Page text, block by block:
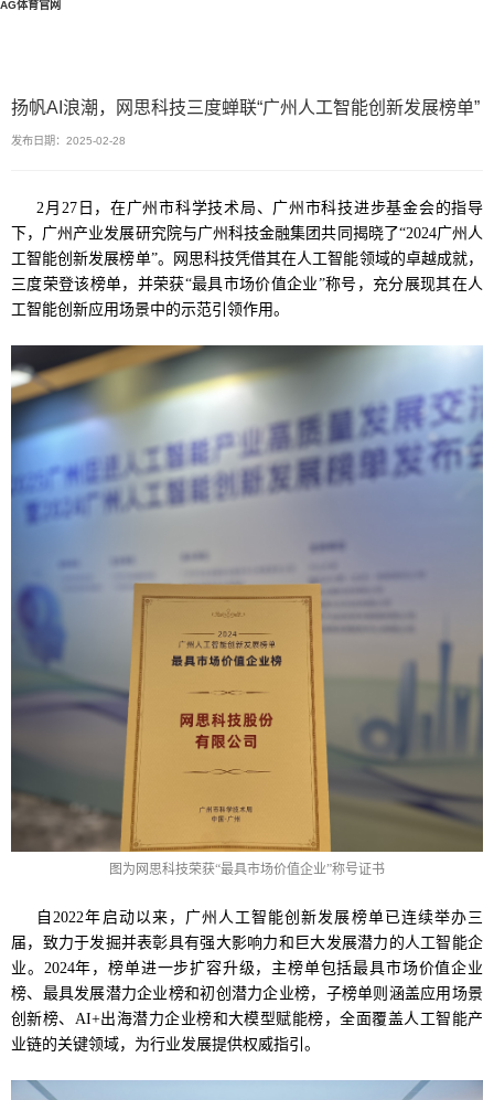
AG体育官网
扬帆AI浪潮，网思科技三度蝉联“广州人工智能创新发展榜单”
发布日期：2025-02-28
2月27日，在广州市科学技术局、广州市科技进步基金会的指导
下，广州产业发展研究院与广州科技金融集团共同揭晓了“2024广州人
工智能创新发展榜单”。网思科技凭借其在人工智能领域的卓越成就，
三度荣登该榜单，并荣获“最具市场价值企业”称号，充分展现其在人
工智能创新应用场景中的示范引领作用。
图为网思科技荣获“最具市场价值企业”称号证书
自2022年启动以来，广州人工智能创新发展榜单已连续举办三
届，致力于发掘并表彰具有强大影响力和巨大发展潜力的人工智能企
业。2024年，榜单进一步扩容升级，主榜单包括最具市场价值企业
榜、最具发展潜力企业榜和初创潜力企业榜，子榜单则涵盖应用场景
创新榜、AI+出海潜力企业榜和大模型赋能榜，全面覆盖人工智能产
业链的关键领域，为行业发展提供权威指引。